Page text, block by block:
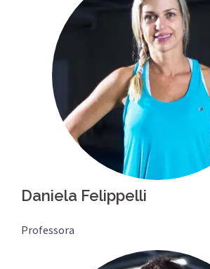
Daniela Felippelli
Professora